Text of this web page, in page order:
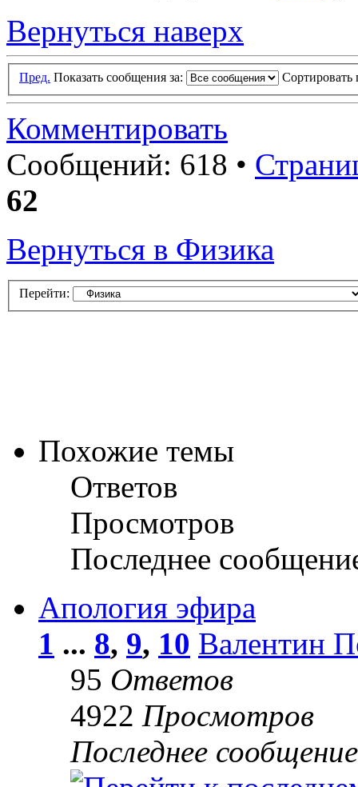
Вернуться наверх
Пред. Показать сообщения за: Сортировать
Комментировать
Сообщений: 618 •
62
Вернуться в Физика
Перейти:
Похожие темы
Ответов
Просмотров
Последнее
Апология эфира
1 ... 8, 9, 10 Валентин
95 Ответов
4922 Просмотров
Последнее